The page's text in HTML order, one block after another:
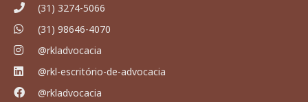
(31) 3274-5066
(31) 98646-4070
@rkladvocacia
@rkl-escritório-de-advocacia
@rkladvocacia